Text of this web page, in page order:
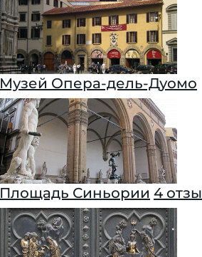
Музей Опера-дель-Дуомо
Площадь Синьории 4